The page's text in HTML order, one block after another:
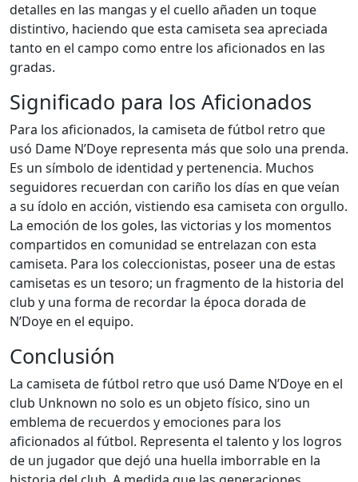
detalles en las mangas y el cuello añaden un toque
distintivo, haciendo que esta camiseta sea apreciada
tanto en el campo como entre los aficionados en las
gradas.
Significado para los Aficionados
Para los aficionados, la camiseta de fútbol retro que
usó Dame N’Doye representa más que solo una prenda.
Es un símbolo de identidad y pertenencia. Muchos
seguidores recuerdan con cariño los días en que veían
a su ídolo en acción, vistiendo esa camiseta con orgullo.
La emoción de los goles, las victorias y los momentos
compartidos en comunidad se entrelazan con esta
camiseta. Para los coleccionistas, poseer una de estas
camisetas es un tesoro; un fragmento de la historia del
club y una forma de recordar la época dorada de
N’Doye en el equipo.
Conclusión
La camiseta de fútbol retro que usó Dame N’Doye en el
club Unknown no solo es un objeto físico, sino un
emblema de recuerdos y emociones para los
aficionados al fútbol. Representa el talento y los logros
de un jugador que dejó una huella imborrable en la